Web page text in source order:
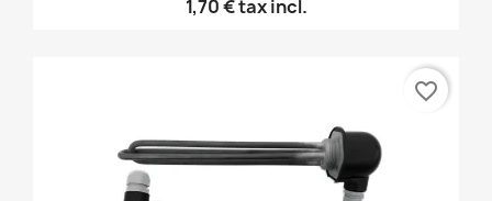
1,70 €tax incl.
favorite_border